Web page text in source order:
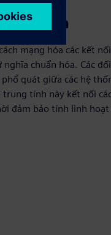
nghĩa
mạng hóa các kết
chuẩn hóa. Các
quát giữa các hệ
tính này kết nối
đảm bảo tính linh hoạt